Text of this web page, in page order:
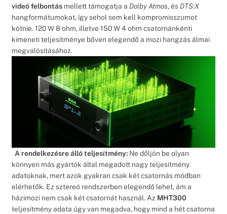
videó felbontásmellett támogatja a Dolby Atmos, és DTS:X
hangformátumokat, így sehol sem kell kompromisszumot
kötnie. 120 W 8 ohm, illetve 150 W 4 ohm csatornánkénti
kimeneti teljesítménye bőven elegendő a mozi hangzás álmai
megvalósításához.
A rendelkezésre álló teljesítmény:Ne dőljön be olyan
könnyen más gyártók által megadott nagy teljesítmény
adatoknak, mert azok gyakran csak két csatornás módban
elérhetők. Ez sztereó rendszerben elegendő lehet, ám a
házimozi nem csak két csatornát használ. Az MHT300
teljesítmény adata úgy van megadva, hogy mind a hét csatorna